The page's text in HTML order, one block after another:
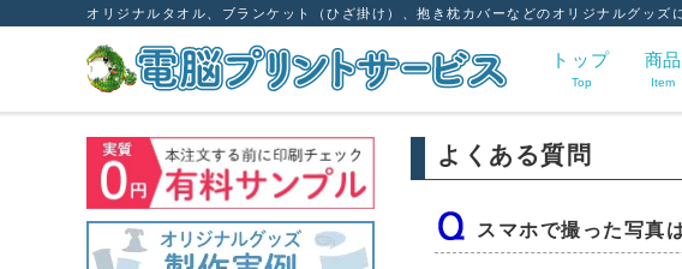
オリジナルタオル、ブランケット（ひざ掛け）、抱き枕カバーなどのオリジナルグッズ
トップ
Top
商品
Item
よくある質問
スマホで撮った写真